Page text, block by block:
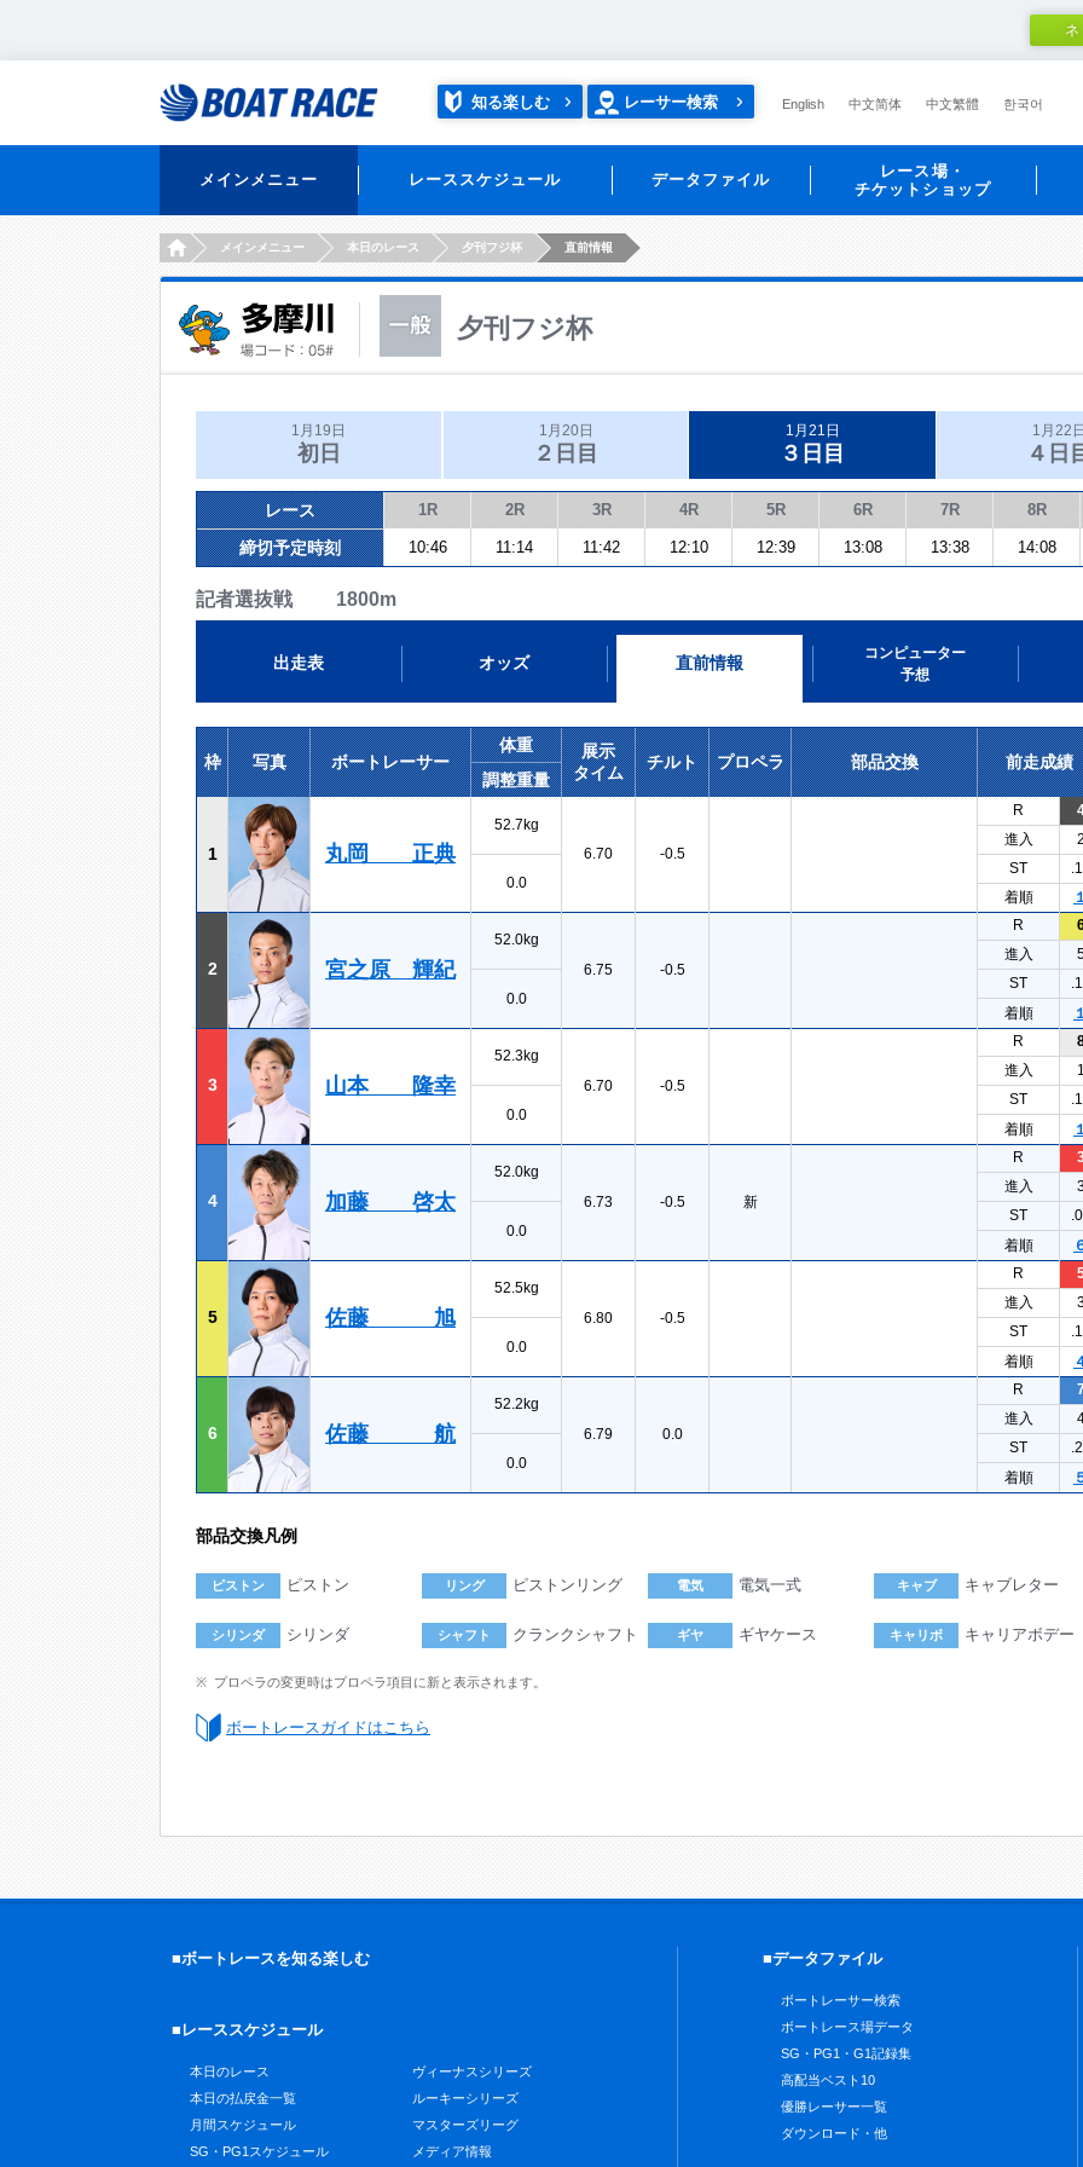
知る楽しむ レーサー検索 English 中文简体 中文繁體 한국어
メインメニュー レーススケジュール データファイル
レース場・
チケットショップ
HOMEメインメニュー 本日のレース 夕刊フジ杯 直前情報
夕刊フジ杯
1月19日
初日
1月20日
２日目
1月21日
３日目
1月22日
４日
レース 1R 2R 3R 4R 5R 6R 7R 8R
締切予定時刻 10:46 11:14 11:42 12:10 12:39 13:08 13:38 14:08
記者選抜戦 1800m
出走表 オッズ 直前情報
コンピューター
予想
枠 写真 ボートレーサー
体重
展示
タイム
チルト プロペラ 部品交換
前走成績
調整重量
1 丸岡 正典
52.7kg
6.70
-0.5
R
進入
2
0.0
ST
着順
2 宮之原 輝紀
52.0kg
6.75
-0.5
R
進入
0.0
ST
着順
3 山本 隆幸
52.3kg
6.70
-0.5
R
進入
1
0.0
ST
着順
4 加藤 啓太
52.0kg
6.73
-0.5 新
R
進入
0.0
ST
着順
5 佐藤 旭
52.5kg
6.80
-0.5
R
進入
0.0
ST
着順
6 佐藤 航
52.2kg
6.79
0.0
R
進入
0.0
ST
着順
部品交換凡例
ピストン ピストン リング ピストンリング 電気 電気一式 キャブ キャブレター
シリンダ シリンダ シャフト クランクシャフト ギヤ ギヤケース キャリボ キャリアボデー
プロペラの変更時はプロペラ項目に新と表示されます。
ボートレースガイドはこちら
■ボートレースを知る楽しむ
■レーススケジュール
本日のレース
本日の払戻金一覧
月間スケジュール
SG・PG1スケジュール
ヴィーナスシリーズ
ルーキーシリーズ
マスターズリーグ
メディア情報
■データファイル
ボートレーサー検索
ボートレース場データ
SG・PG1・G1記録集
高配当ベスト10
優勝レーサー一覧
ダウンロード・他